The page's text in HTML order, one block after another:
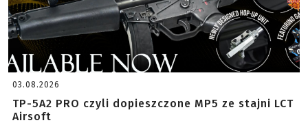
03.08.2026
TP-5A2 PRO czyli dopieszczone MP5 ze stajni LCT
Airsoft